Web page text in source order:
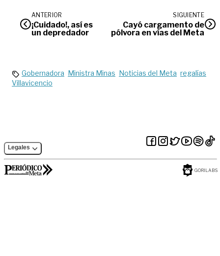
ANTERIOR
¡Cuidado!, así es
un depredador
SIGUIENTE
Cayó cargamento de
pólvora en vías del Meta
Gobernadora Ministra Minas Noticias del Meta regalías
Villavicencio
Legales
GORILABS